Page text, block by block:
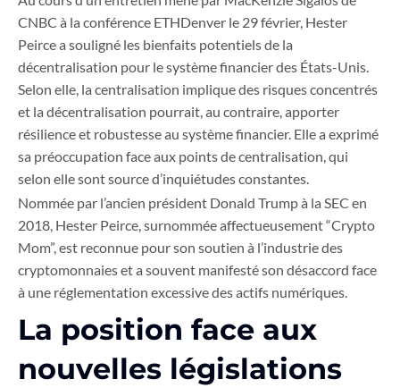
CNBC à la conférence ETHDenver le 29 février, Hester
Peirce a souligné les bienfaits potentiels de la
décentralisation pour le système financier des États-Unis.
Selon elle, la centralisation implique des risques concentrés
et la décentralisation pourrait, au contraire, apporter
résilience et robustesse au système financier. Elle a exprimé
sa préoccupation face aux points de centralisation, qui
selon elle sont source d’inquiétudes constantes.
Nommée par l’ancien président Donald Trump à la SEC en
2018, Hester Peirce, surnommée affectueusement “Crypto
Mom”, est reconnue pour son soutien à l’industrie des
cryptomonnaies et a souvent manifesté son désaccord face
à une réglementation excessive des actifs numériques.
La position face aux
nouvelles législations